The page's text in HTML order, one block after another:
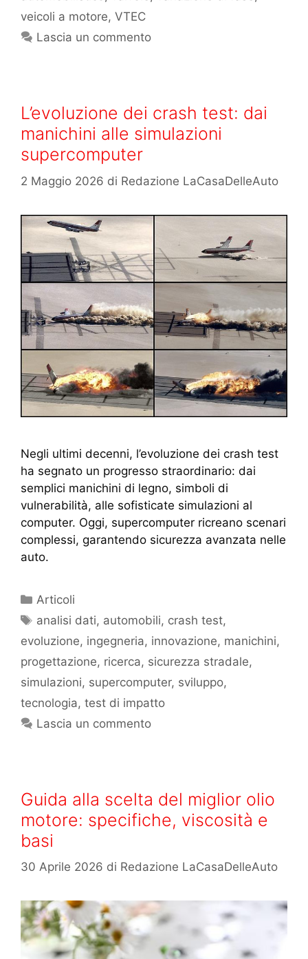
veicoli a motore, VTEC
Lascia un commento
L’evoluzione dei crash test: dai
manichini alle simulazioni
supercomputer
2 Maggio 2026 di Redazione LaCasaDelleAuto
Negli ultimi decenni, l’evoluzione dei crash test
ha segnato un progresso straordinario: dai
semplici manichini di legno, simboli di
vulnerabilità, alle sofisticate simulazioni al
computer. Oggi, supercomputer ricreano scenari
complessi, garantendo sicurezza avanzata nelle
auto.
Articoli
analisi dati, automobili, crash test,
evoluzione, ingegneria, innovazione, manichini,
progettazione, ricerca, sicurezza stradale,
simulazioni, supercomputer, sviluppo,
tecnologia, test di impatto
Lascia un commento
Guida alla scelta del miglior olio
motore: specifiche, viscosità e
basi
30 Aprile 2026 di Redazione LaCasaDelleAuto